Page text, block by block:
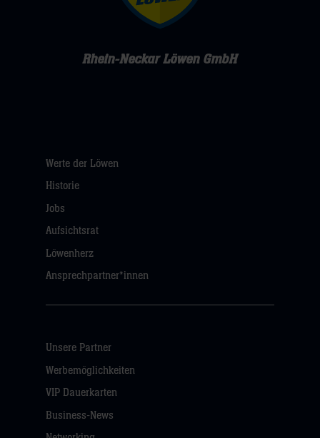
Rhein-Neckar Löwen GmbH
Werte der Löwen
Historie
Jobs
Aufsichtsrat
Löwenherz
Ansprechpartner*innen
Unsere Partner
Werbemöglichkeiten
VIP Dauerkarten
Business-News